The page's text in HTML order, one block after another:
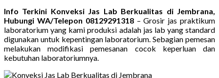
Info Terkini Konveksi Jas Lab Berkualitas di Jembrana,
Hubungi WA/Telepon 08129291318– Grosir jas praktikum
laboratorium yang kami produksi adalah jas lab yang standard
digunakan untuk kepentingan laboratorium. Sebagian pemesan
melakukan modifikasi pemesanan cocok keperluan dan
kebutuhan laboratoriumnya.